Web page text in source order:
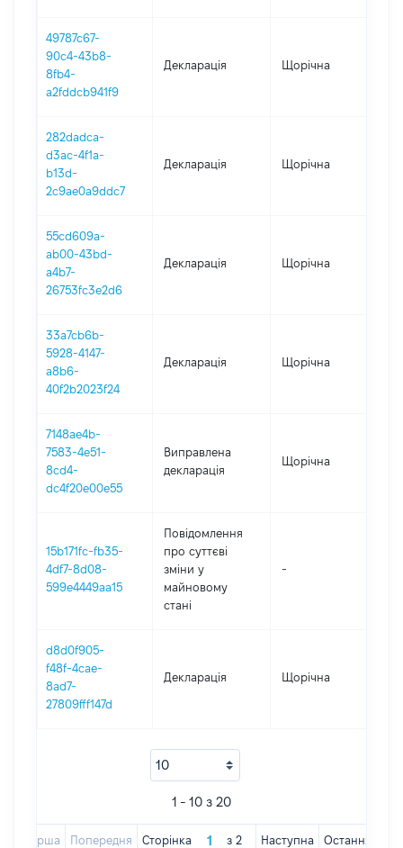
49787c67-
90c4-43b8-
8fb4-
a2fddcb941f9
Декларація Щорічна
282dadca-
d3ac-4f1a-
b13d-
2c9ae0a9ddc7
Декларація Щорічна
55cd609a-
ab00-43bd-
a4b7-
26753fc3e2d6
Декларація Щорічна
33a7cb6b-
5928-4147-
a8b6-
40f2b2023f24
Декларація Щорічна
7148ae4b-
7583-4e51-
8cd4-
dc4f20e00e55
Виправлена
декларація
Щорічна
15b171fc-fb35-
4df7-8d08-
599e4449aa15
Повідомлення
про суттєві
зміни y
майновому
стані
-
d8d0f905-
f48f-4cae-
8ad7-
27809fff147d
Декларація Щорічна
1 - 10 з 20
Перша Попередня Сторінка з 2 Наступна Остання